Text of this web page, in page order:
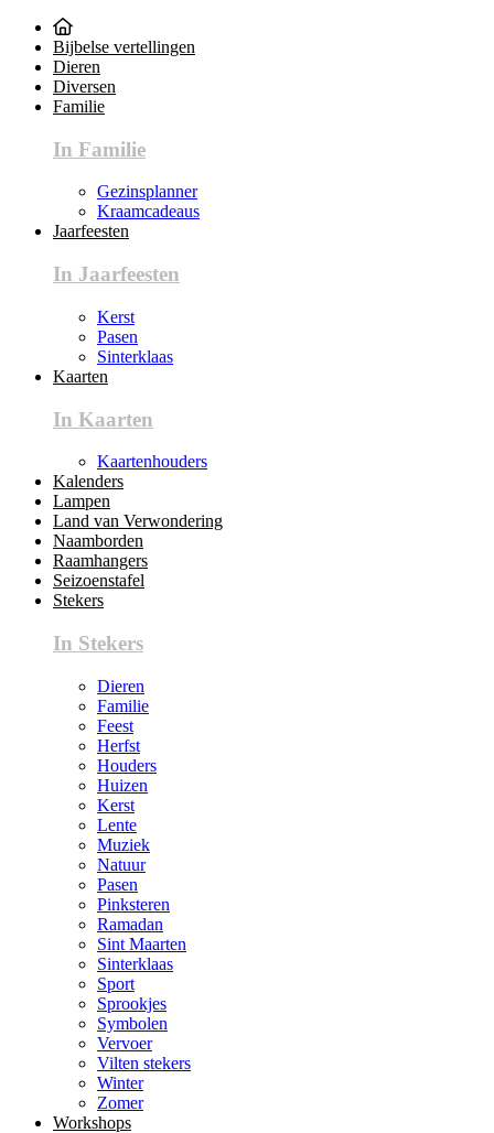
Bijbelse vertellingen
Dieren
Diversen
Familie
In Familie
Gezinsplanner
Kraamcadeaus
Jaarfeesten
In Jaarfeesten
Kerst
Pasen
Sinterklaas
Kaarten
In Kaarten
Kaartenhouders
Kalenders
Lampen
Land van Verwondering
Naamborden
Raamhangers
Seizoenstafel
Stekers
In Stekers
Dieren
Familie
Feest
Herfst
Houders
Huizen
Kerst
Lente
Muziek
Natuur
Pasen
Pinksteren
Ramadan
Sint Maarten
Sinterklaas
Sport
Sprookjes
Symbolen
Vervoer
Vilten stekers
Winter
Zomer
Workshops